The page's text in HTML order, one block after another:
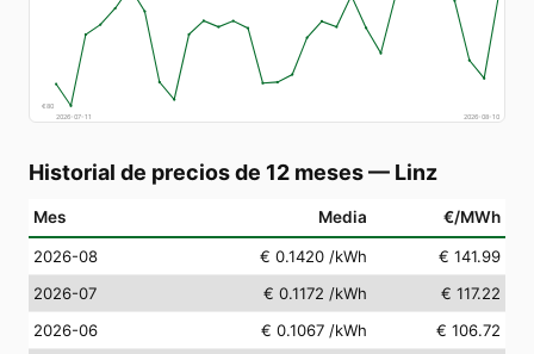
€80
2026-07-11
2026-08-10
Historial de precios de 12 meses— Linz
Mes Media €/MWh
2026-08 € 0.1420 /kWh
€ 141.99
2026-07
€ 0.1172 /kWh
€ 117.22
2026-06
€ 0.1067 /kWh
€ 106.72